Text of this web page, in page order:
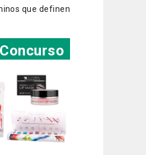
que definen
Concurso